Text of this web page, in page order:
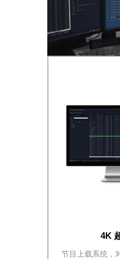
4K
节目上载系统，